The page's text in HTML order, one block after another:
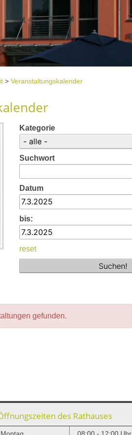
> Veranstaltungskalender
Kategorie
Suchwort
Datum
bis:
reset
gefunden.
des Rathauses